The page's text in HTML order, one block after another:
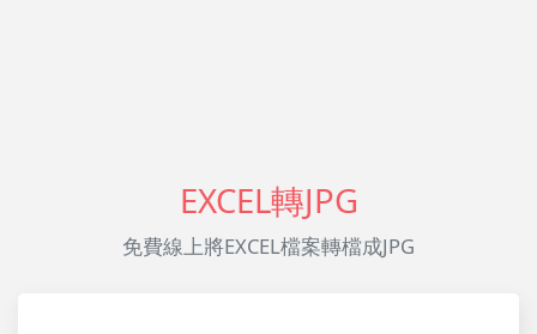
EXCEL轉JPG
免費線上將EXCEL檔案轉檔成JPG